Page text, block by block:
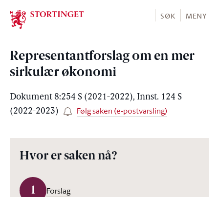
Stortinget.no
SØK MENY
Representantforslag om en mer
sirkulær økonomi
Dokument 8:254 S (2021-2022), Innst. 124 S
(2022-2023)
Følg saken (e-postvarsling)
Hvor er saken nå?
1 Forslag